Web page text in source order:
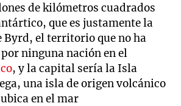
de kilómetros cuadrados
que es justamente la
Byrd, el territorio que no ha
ninguna nación en el
, y la capital sería la Isla
una isla de origen volcánico
en el mar